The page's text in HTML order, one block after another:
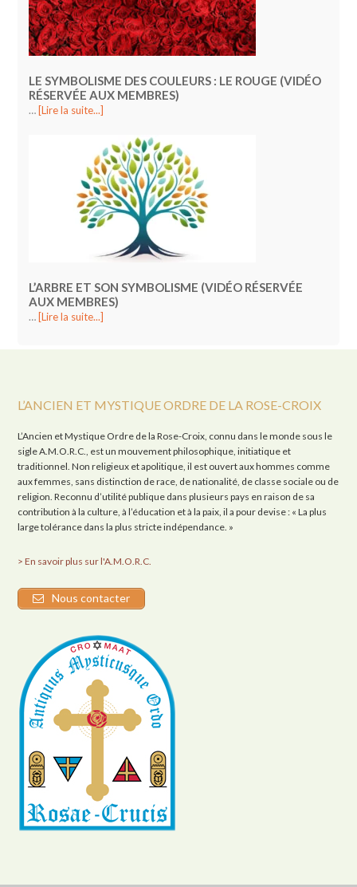
LE SYMBOLISME DES COULEURS : LE ROUGE (VIDÉO
RÉSERVÉE AUX MEMBRES)
… [Lire la suite...]
L’ARBRE ET SON SYMBOLISME (VIDÉO RÉSERVÉE
AUX MEMBRES)
… [Lire la suite...]
L’ANCIEN ET MYSTIQUE ORDRE DE LA ROSE-CROIX
L’Ancien et Mystique Ordre de la Rose-Croix, connu dans le monde sous le
sigle A.M.O.R.C., est un mouvement philosophique, initiatique et
traditionnel. Non religieux et apolitique, il est ouvert aux hommes comme
aux femmes, sans distinction de race, de nationalité, de classe sociale ou de
religion. Reconnu d’utilité publique dans plusieurs pays en raison de sa
contribution à la culture, à l’éducation et à la paix, il a pour devise : « La plus
large tolérance dans la plus stricte indépendance. »
> En savoir plus sur l'A.M.O.R.C.
Nous contacter